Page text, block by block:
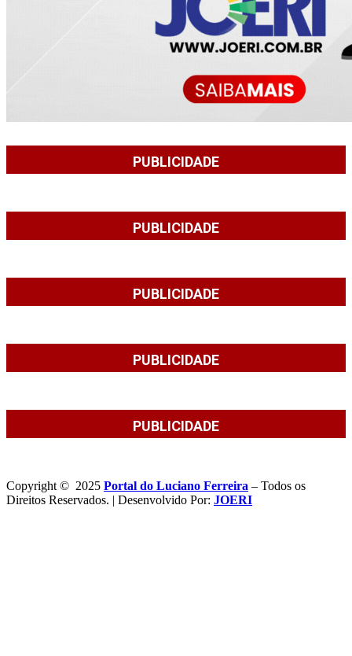
PUBLICIDADE
PUBLICIDADE
PUBLICIDADE
PUBLICIDADE
PUBLICIDADE
Copyright © 2025 Portal do Luciano Ferreira – Todos os
Direitos Reservados. | Desenvolvido Por: JOERI